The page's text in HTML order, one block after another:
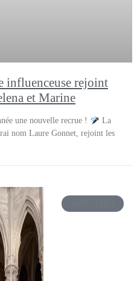
influenceuse rejoint
et Marine
une nouvelle recrue !
La
nom Laure Gonnet, rejoint les